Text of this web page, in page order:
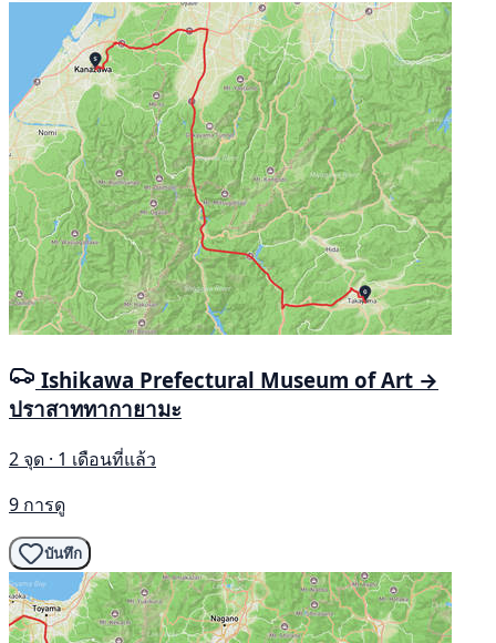
Ishikawa Prefectural Museum of Art →
ปราสาททากายามะ
2 จุด · 1 เดือนที่แล้ว
9 การดู
บันทึก